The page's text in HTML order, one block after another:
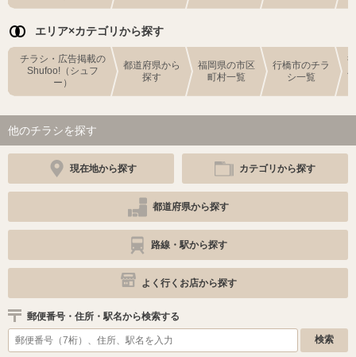
エリア×カテゴリから探す
チラシ・広告掲載の
Shufoo!（シュフ
ー）
都道府県から
探す
福岡県の市区
町村一覧
行橋市のチラ
シ一覧
他のチラシを探す
現在地から探す カテゴリから探す
都道府県から探す
路線・駅から探す
よく行くお店から探す
郵便番号・住所・駅名から検索する